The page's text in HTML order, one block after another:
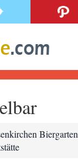
Biergarten